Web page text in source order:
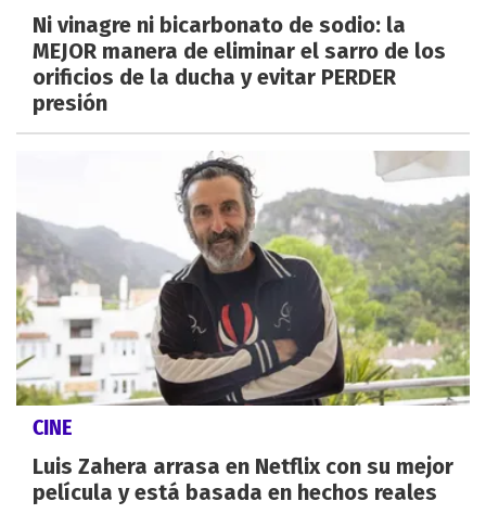
Ni vinagre ni bicarbonato de sodio: la
MEJOR manera de eliminar el sarro de los
orificios de la ducha y evitar PERDER
presión
CINE
Luis Zahera arrasa en Netflix con su mejor
película y está basada en hechos reales